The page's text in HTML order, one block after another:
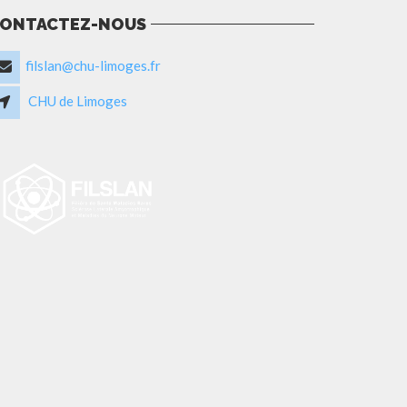
NOUS
filslan@chu-limoges.fr
CHU de Limoges